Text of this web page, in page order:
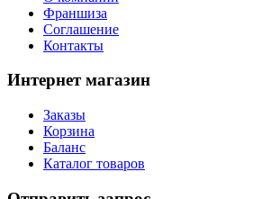
Франшиза
Соглашение
Контакты
Интернет магазин
Заказы
Корзина
Баланс
Каталог товаров